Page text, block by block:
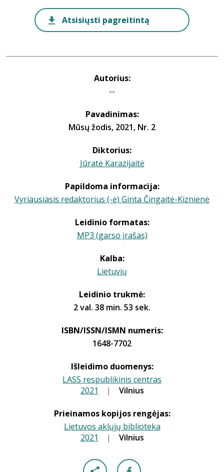
Autorius:
--
Pavadinimas:
Mūsų žodis, 2021, Nr. 2
Diktorius:
Jūratė Karazijaitė
Papildoma informacija:
Vyriausiasis redaktorius (-ė) Ginta Čingaitė-Kiznienė
Leidinio formatas:
MP3 (garso įrašas)
Kalba:
Lietuvių
Leidinio trukmė:
2 val. 38 min. 53 sek.
ISBN/ISSN/ISMN numeris:
1648-7702
Išleidimo duomenys:
LASS respublikinis centras
2021 | Vilnius
Prieinamos kopijos rengėjas:
Lietuvos aklųjų biblioteka
2021 | Vilnius
Atsisiųsti pagreitintą